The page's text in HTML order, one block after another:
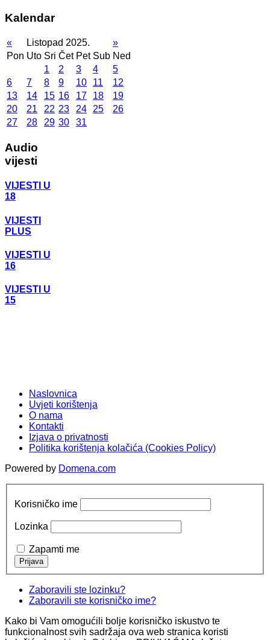
Kalendar
« Listopad 2025.
»
Pon Uto Sri Čet Pet Sub Ned
1
2 3 4
5
6
7 8 9 10 11
12
13
14 15 16 17 18
19
20
21 22 23 24 25
26
27
28 29 30 31
Audio
vijesti
VIJESTI U
18
VIJESTI
PLUS
VIJESTI U
16
VIJESTI U
15
Naslovnica
Uvjeti korištenja
O nama
Kontakti
Izjava o privatnosti
Politika korištenja kolačića (Cookies Policy)
Powered by Domena.com
Korisničko ime
Lozinka
Zapamti me
Zaboravili ste lozinku?
Zaboravili ste korisničko ime?
Kako bi Vam omogućili bolje korisničko iskustvo te
funkcionalnost svih sadržaja ova web stranica koristi